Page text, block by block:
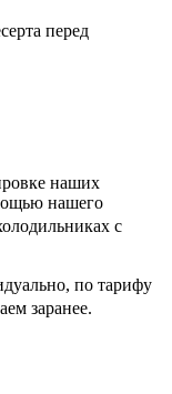
перед
наших
нашего
с
по тарифу
заранее.